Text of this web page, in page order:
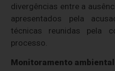
divergências entre a
apresentados pela
técnicas reunidas pela
processo.
Monitoramento ambiental